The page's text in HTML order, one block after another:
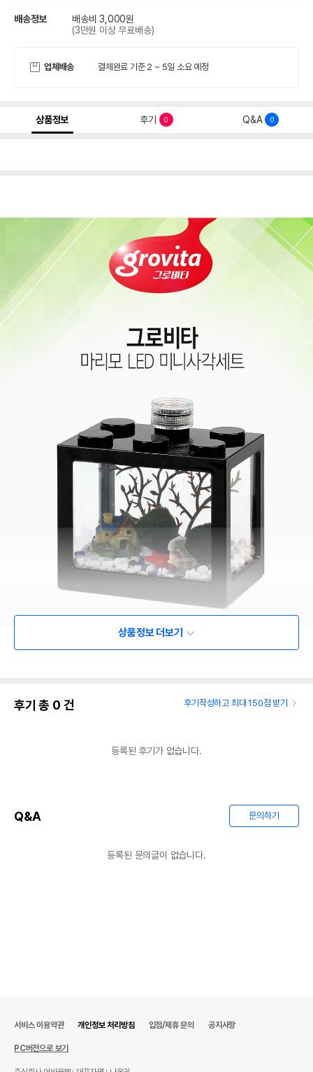
배송정보
배송비 3,000원
(3만원 이상 무료배송)
업체배송 결제완료 기준 2 ~ 5일 소요 예정
상품정보 후기 0 Q&A 0
상품정보 더보기
후기 총 0 건 후기작성하고 최대 150점 받기
등록된 후기가 없습니다.
Q&A 문의하기
등록된 문의글이 없습니다.
서비스 이용약관 개인정보 처리방침 입점/제휴 문의 공지사항
PC버전으로 보기